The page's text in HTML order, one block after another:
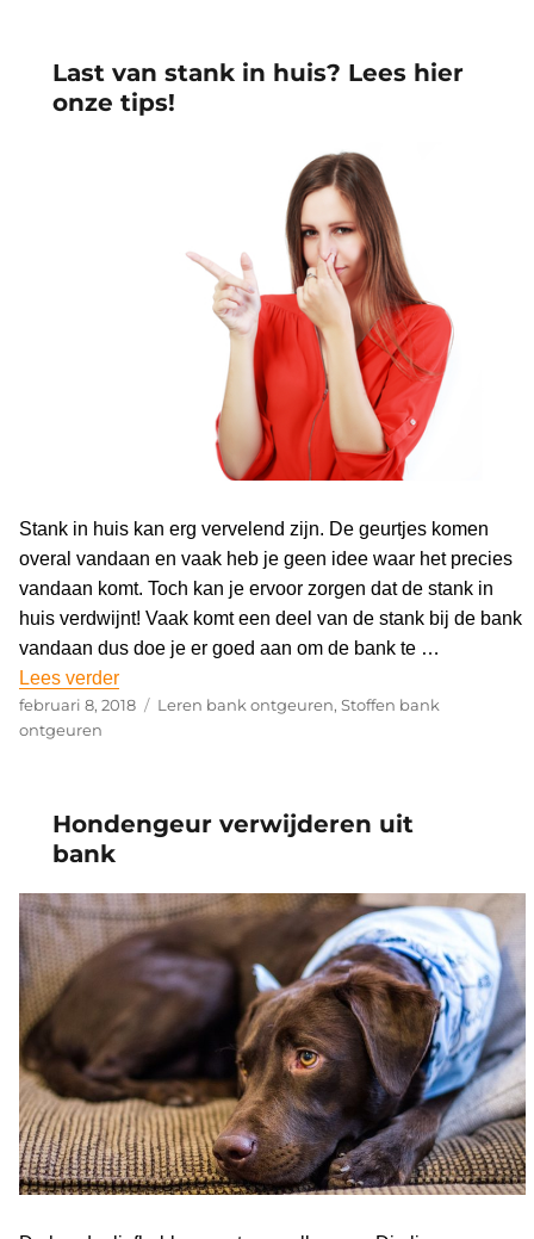
Last van stank in huis? Lees hier
onze tips!
Stank in huis kan erg vervelend zijn. De geurtjes komen
overal vandaan en vaak heb je geen idee waar het precies
vandaan komt. Toch kan je ervoor zorgen dat de stank in
huis verdwijnt! Vaak komt een deel van de stank bij de bank
vandaan dus doe je er goed aan om de bank te …
Lees verder“Last van stank in huis? Lees hier onze tips!”
Geplaatst
op
februari 8, 2018 Categorieën
Leren bank ontgeuren, Stoffen bank
ontgeuren
Hondengeur verwijderen uit
bank